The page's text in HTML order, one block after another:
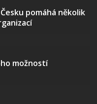
Česku pomáhá několik
možností